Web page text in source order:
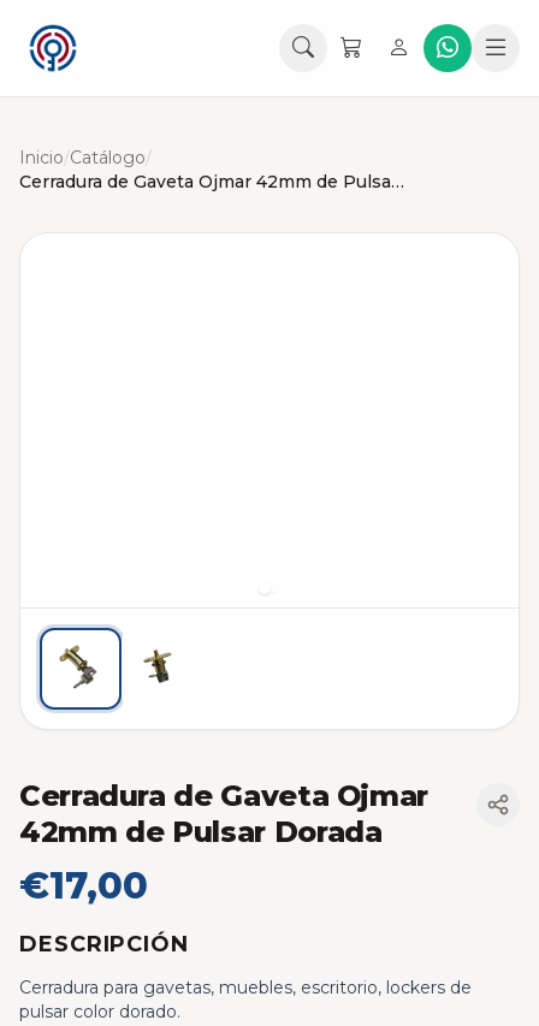
Inicio/Catálogo/
Cerradura de Gaveta Ojmar 42mm de Pulsar Dorada
Cerradura de Gaveta Ojmar
42mm de Pulsar Dorada
€17,00
DESCRIPCIÓN
Cerradura para gavetas, muebles, escritorio, lockers de
pulsar color dorado.